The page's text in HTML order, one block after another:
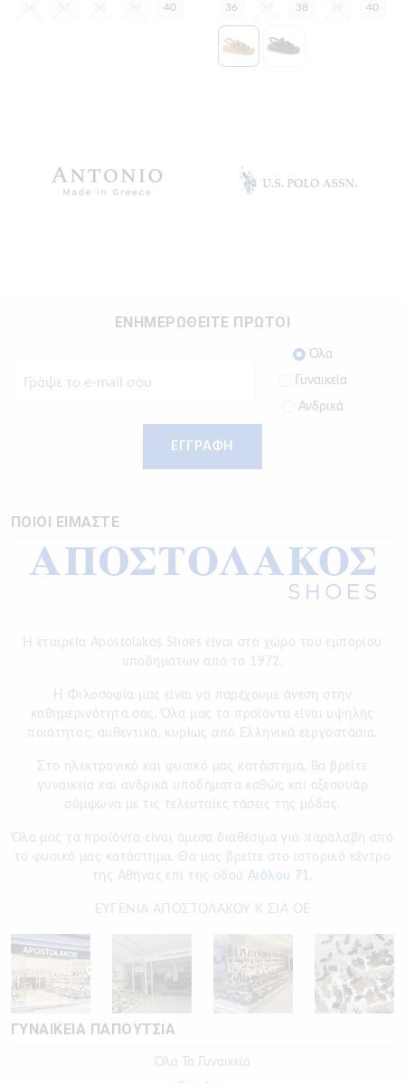
40 36 38 40
ΕΝΗΜΕΡΩΘΕΙΤΕ ΠΡΩΤΟΙ
Όλα
Γυναικεία
Ανδρικά
ΕΓΓΡΑΦΗ
ΠΟΙΟΙ ΕΙΜΑΣΤΕ
Η εταιρεία Apostolakos Shoes είναι στο χώρο του εμπορίου
υποδημάτων από το 1972.
H Φιλοσοφία μας είναι να παρέχουμε άνεση στην
καθημερινότητα σας. Όλα μας τα προϊόντα είναι υψηλής
ποιότητας, αυθεντικά, κυρίως από Ελληνικά εεργοστάσια.
Στο ηλεκτρονικό και φυσικό μας κατάστημα, θα βρείτε
γυναικεία και ανδρικά υποδήματα καθώς και αξεσουάρ
σύμφωνα με τις τελευταίες τάσεις της μόδας.
Όλα μας τα προϊόντα είναι άμεσα διαθέσιμα για παραλαβή από
το φυσικό μας κατάστημα. Θα μας βρείτε στο ιστορικό κέντρο
της Αθήνας επί της οδού Αιόλου 71.
ΕΥΓΕΝΙΑ ΑΠΟΣΤΟΛΑΚΟΥ Κ ΣΙΑ ΟΕ
ΓΥΝΑΙΚΕΙΑ ΠΑΠΟΥΤΣΙΑ
Όλα Τα Γυναικεία